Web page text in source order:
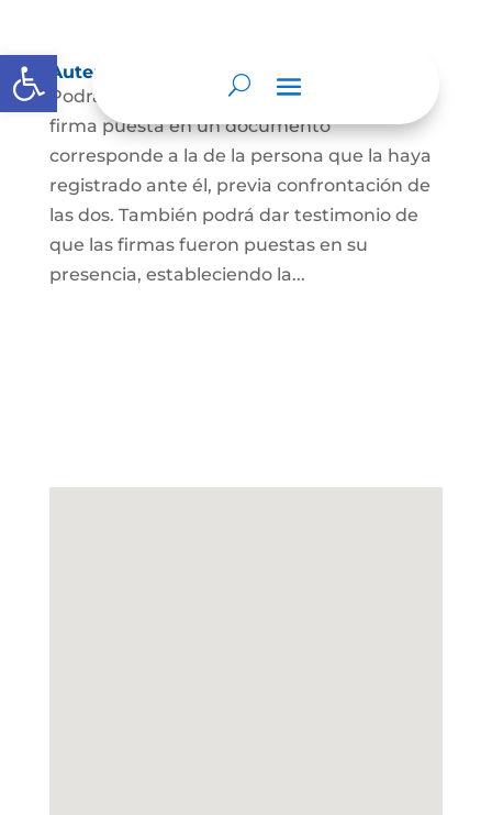
Abrir barra de herramientas
Autenticación de Firma
Podrá dar testimonio escrito de que la
firma puesta en un documento
corresponde a la de la persona que la haya
registrado ante él, previa confrontación de
las dos. También podrá dar testimonio de
que las firmas fueron puestas en su
presencia, estableciendo la...